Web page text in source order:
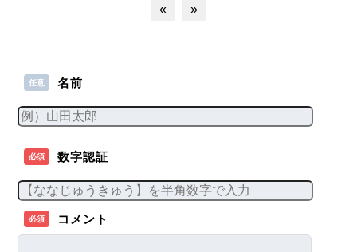
« »
任意 名前
必須 数字認証
必須 コメント